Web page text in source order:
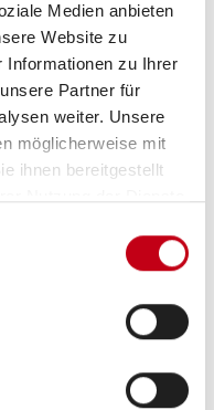
Medien anbieten
Website zu
Informationen zu Ihrer
Partner für
weiter. Unsere
möglicherweise mit
ihnen bereitgestellt